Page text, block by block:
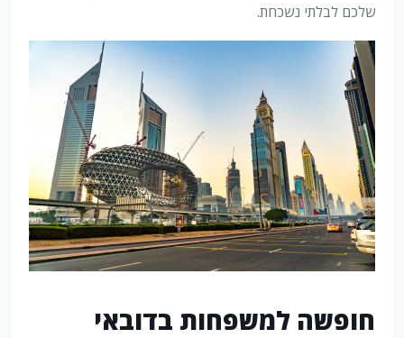
שלכם לבלתי נשכחת.
חופשה למשפחות בדובאי